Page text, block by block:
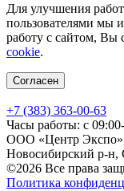
Для улучшения
пользователями мы
работу с сайтом, Вы
cookie.
Согласен
+7 (383) 363-00-63
Часы работы: с
ООО «Центр Экспо»,
Новосибирский р-н,
©2026 Все права
Политика